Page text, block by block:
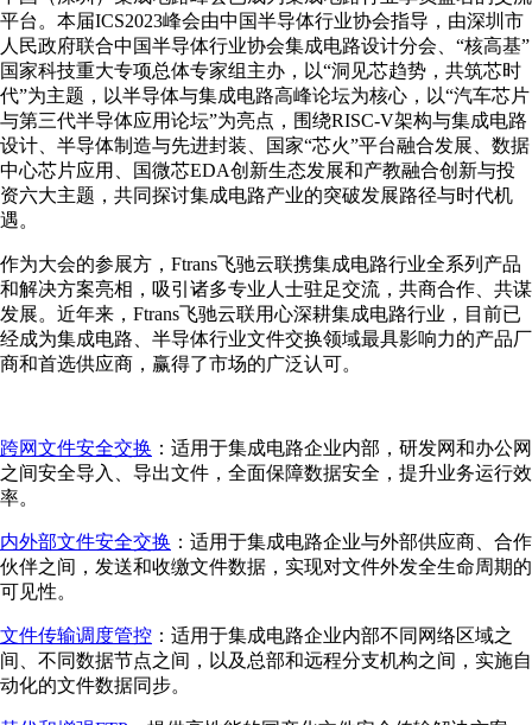
平台。本届ICS2023峰会由中国半导体行业协会指导，由深圳市
人民政府联合中国半导体行业协会集成电路设计分会、“核高基”
国家科技重大专项总体专家组主办，以“洞见芯趋势，共筑芯时
代”为主题，以半导体与集成电路高峰论坛为核心，以“汽车芯片
与第三代半导体应用论坛”为亮点，围绕RISC-V架构与集成电路
设计、半导体制造与先进封装、国家“芯火”平台融合发展、数据
中心芯片应用、国微芯EDA创新生态发展和产教融合创新与投
资六大主题，共同探讨集成电路产业的突破发展路径与时代机
遇。
作为大会的参展方，Ftrans飞驰云联携集成电路行业全系列产品
和解决方案亮相，吸引诸多专业人士驻足交流，共商合作、共谋
发展。近年来，Ftrans飞驰云联用心深耕集成电路行业，目前已
经成为集成电路、半导体行业文件交换领域最具影响力的产品厂
商和首选供应商，赢得了市场的广泛认可。
跨网文件安全交换 ：适用于集成电路企业内部，研发网和办公网
之间安全导入、导出文件，全面保障数据安全，提升业务运行效
率。
内外部文件安全交换 ：适用于集成电路企业与外部供应商、合作
伙伴之间，发送和收缴文件数据，实现对文件外发全生命周期的
可见性。
文件传输调度管控 ：适用于集成电路企业内部不同网络区域之
间、不同数据节点之间，以及总部和远程分支机构之间，实施自
动化的文件数据同步。